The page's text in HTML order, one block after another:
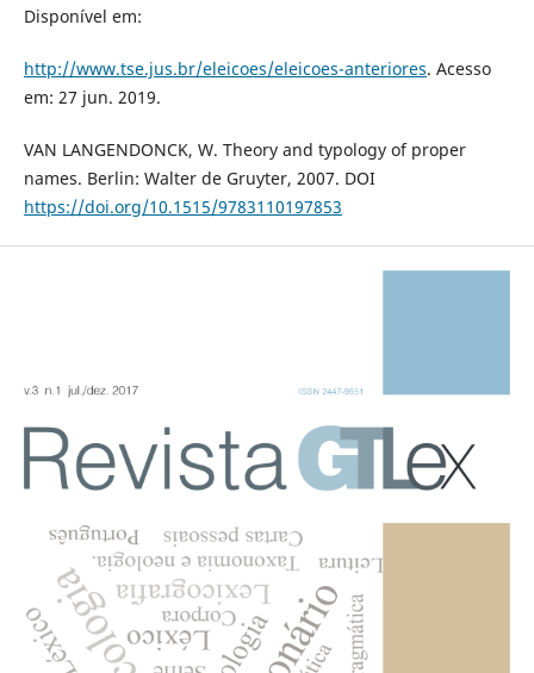
Disponível em:
http://www.tse.jus.br/eleicoes/eleicoes-anteriores. Acesso
em: 27 jun. 2019.
VAN LANGENDONCK, W. Theory and typology of proper
names. Berlin: Walter de Gruyter, 2007. DOI
https://doi.org/10.1515/9783110197853